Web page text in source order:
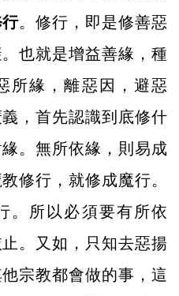
。修行，即是修善惡
也就是增益善緣，種
所緣，離惡因，避惡
，首先認識到底修什
。無所依緣，則易成
修行，就修成魔行。
。所以必須要有所依
。又如，只知去惡揚
宗教都會做的事，這